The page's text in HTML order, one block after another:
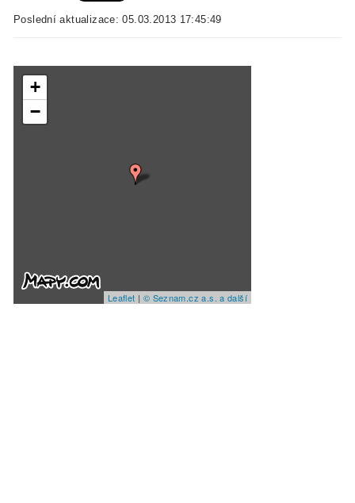
Poslední aktualizace: 05.03.2013 17:45:49
+
−
Leaflet | © Seznam.cz a.s. a další